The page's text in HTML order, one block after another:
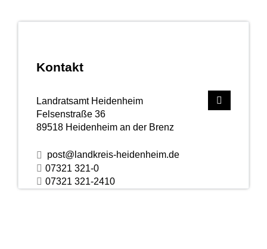
Kontakt
Landratsamt Heidenheim
Felsenstraße 36
89518 Heidenheim an der Brenz
post@landkreis-heidenheim.de
07321 321-0
07321 321-2410